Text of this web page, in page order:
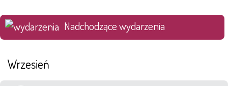
Nadchodzące wydarzenia
Wrzesień